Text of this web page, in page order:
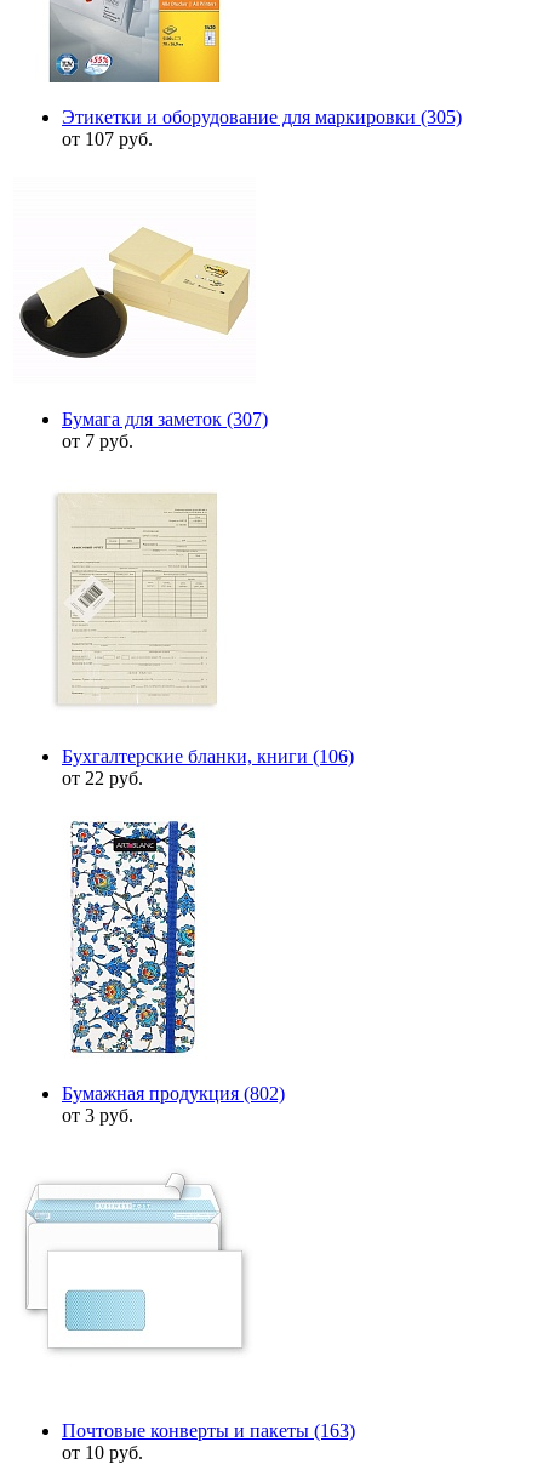
Этикетки и оборудование для маркировки (305)
от 107 руб.
Бумага для заметок (307)
от 7 руб.
Бухгалтерские бланки, книги (106)
от 22 руб.
Бумажная продукция (802)
от 3 руб.
Почтовые конверты и пакеты (163)
от 10 руб.